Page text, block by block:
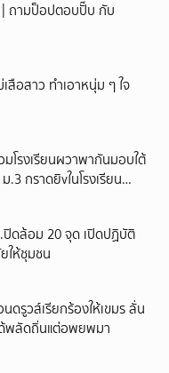
| ถามป็อปตอบปั๊บ กับ
สือสาว ทำเอาหนุ่ม ๆ ใจ
โรงเรียนผวาพากันมอบใต้
.3 กราดยิvในโรงเรียน
เลือกหน้า เสียงปืนดังสนั่น
ดล้อม 20 จุด เปิดปฏิบัติ
ให้ชุมชน
ดรูวส์เรียกร้องให้เขมร ลั่น
ด้พลัดถิ่นแต่อพยพมา